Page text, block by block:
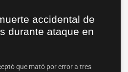
accidental de
durante ataque en
que mató por error a tres